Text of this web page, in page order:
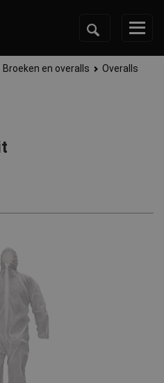
Broeken en overalls Overalls